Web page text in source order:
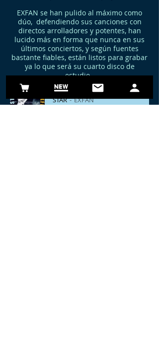
EXFAN se han pulido al máximo como
dúo, defendiendo sus canciones con
directos arrolladores y potentes, han
lucido más en forma que nunca en sus
últimos conciertos, y según fuentes
bastante fiables, están listos para grabar
ya lo que será su cuarto disco de
estudio.
STAR EXFAN